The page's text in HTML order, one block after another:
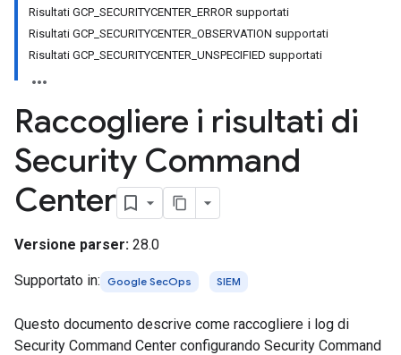
Risultati GCP_SECURITYCENTER_ERROR supportati
Risultati GCP_SECURITYCENTER_OBSERVATION supportati
Risultati GCP_SECURITYCENTER_UNSPECIFIED supportati
Raccogliere i risultati di
Security Command
Center
Versione parser: 28.0
Supportato in: Google SecOps SIEM
Questo documento descrive come raccogliere i log di
Security Command Center configurando Security Command